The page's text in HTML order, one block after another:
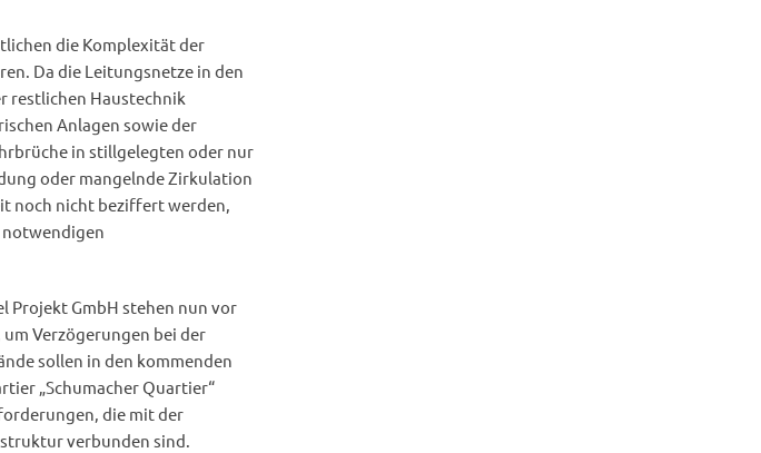
die Komplexität der
Da die Leitungsnetze in den
restlichen Haustechnik
Anlagen sowie der
in stillgelegten oder nur
oder mangelnde Zirkulation
noch nicht beziffert werden,
notwendigen
Projekt GmbH stehen nun vor
Verzögerungen bei der
sollen in den kommenden
„Schumacher Quartier“
die mit der
verbunden sind.